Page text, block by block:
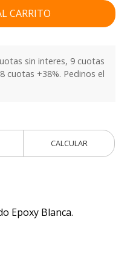
CARRITO
sin interes, 9 cuotas
cuotas +38%. Pedinos el
CALCULAR
Epoxy Blanca.